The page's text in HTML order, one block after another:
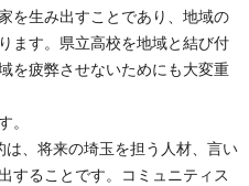
を生み出すことであり、地域の
ます。県立高校を地域と結び付
を疲弊させないためにも大変重
。
、将来の埼玉を担う人材、言い
することです。コミュニティス